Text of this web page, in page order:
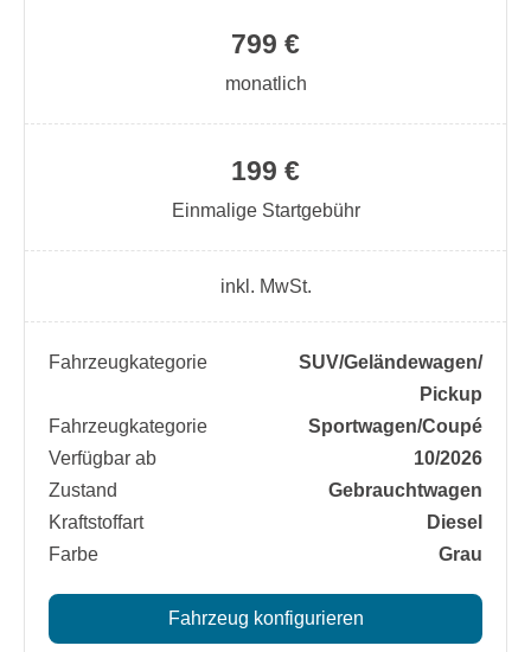
199 €
Einmalige Startgebühr
799 €
monatlich
inkl. MwSt.
Fahrzeugkategorie
SUV/​Geländewagen/​
Pickup
Fahrzeugkategorie
Sportwagen/​Coupé
Verfügbar ab
10/2026
Zustand
Gebrauchtwagen
Kraftstoffart
Diesel
Farbe
Grau
Fahrzeug konfigurieren